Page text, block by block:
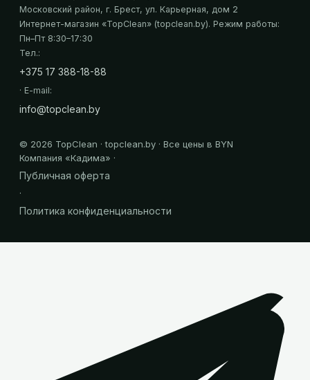
Московский район, г. Брест, ул. Карьерная, дом 2
Интернет-магазин «TopClean» (topclean.by). Режим работы:
Пн–Пт 8:30–17:30
Тел.:
+375 17 388-18-88
· E-mail:
info@topclean.by
© 2026 TopClean · topclean.by · Все цены в BYN
Компания «Кадима» ·
Публичная оферта
·
Политика конфиденциальности